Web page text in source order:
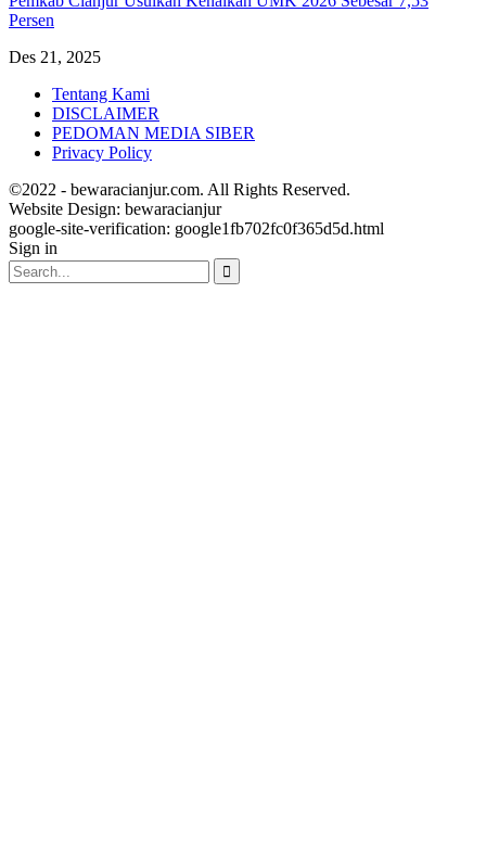
Persen
Des 21, 2025
Tentang Kami
DISCLAIMER
PEDOMAN MEDIA SIBER
Privacy Policy
©2022 - bewaracianjur.com. All Rights Reserved.
Website Design: bewaracianjur
google-site-verification: google1fb702fc0f365d5d.html
Sign in